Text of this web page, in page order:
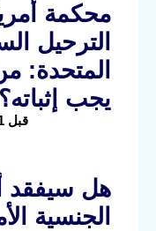
محكمة
الترحيل
المتحدة:
يجب إثباته؟
قبل 1 شهر |
هل سيفقد
الجنسية